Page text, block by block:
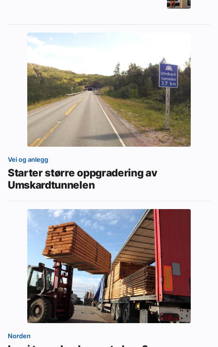
Vei og anlegg
Starter større oppgradering av
Umskardtunnelen
Norden